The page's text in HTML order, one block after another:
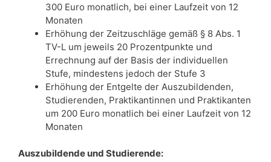
300 Euro monatlich, bei einer Laufzeit von 12
Monaten
Erhöhung der Zeitzuschläge gemäß § 8 Abs. 1
TV-L um jeweils 20 Prozentpunkte und
Errechnung auf der Basis der individuellen
Stufe, mindestens jedoch der Stufe 3
Erhöhung der Entgelte der Auszubildenden,
Studierenden, Praktikantinnen und Praktikanten
um 200 Euro monatlich bei einer Laufzeit von 12
Monaten
Auszubildende und Studierende: